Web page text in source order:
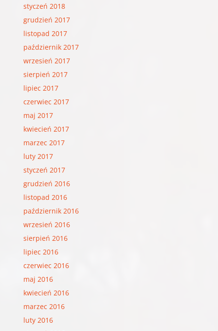
styczeń 2018
grudzień 2017
listopad 2017
październik 2017
wrzesień 2017
sierpień 2017
lipiec 2017
czerwiec 2017
maj 2017
kwiecień 2017
marzec 2017
luty 2017
styczeń 2017
grudzień 2016
listopad 2016
październik 2016
wrzesień 2016
sierpień 2016
lipiec 2016
czerwiec 2016
maj 2016
kwiecień 2016
marzec 2016
luty 2016